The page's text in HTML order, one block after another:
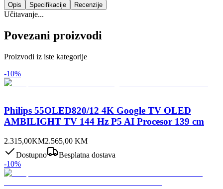
Opis Specifikacije Recenzije
Učitavanje...
Povezani proizvodi
Proizvodi iz iste kategorije
-10%
Philips 55OLED820/12 4K Google TV OLED
AMBILIGHT TV 144 Hz P5 AI Procesor 139 cm
2.315,00KM2.565,00 KM
Dostupno
Besplatna dostava
-10%